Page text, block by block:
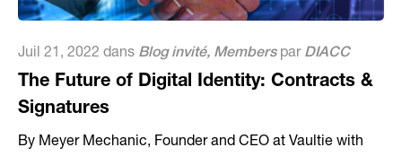
Juil 21, 2022 dans Blog invité, Memberspar DIACC
The Future of Digital Identity: Contracts &
Signatures
By Meyer Mechanic, Founder and CEO at Vaultie with